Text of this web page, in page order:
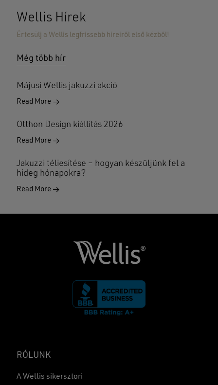
Wellis Hírek
Értesülj a Wellis legfrissebb híreiről első kézből!
Még több hír
Májusi Wellis jakuzzi akció
Read More
Otthon Design kiállítás 2026
Read More
Jakuzzi téliesítése – hogyan készüljünk fel a
hideg hónapokra?
Read More
RÓLUNK
A Wellis sikersztori